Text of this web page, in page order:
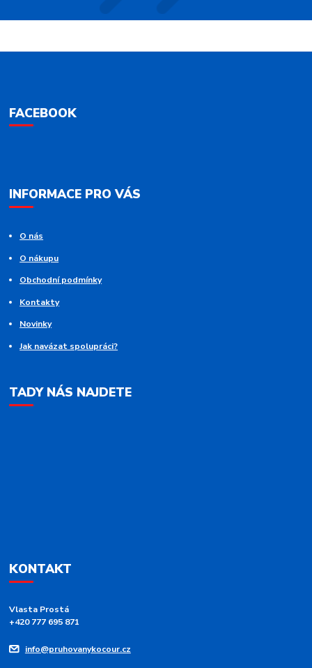
FACEBOOK
INFORMACE PRO VÁS
O nás
O nákupu
Obchodní podmínky
Kontakty
Novinky
Jak navázat spolupráci?
TADY NÁS NAJDETE
KONTAKT
Vlasta Prostá
+420 777 695 871
info@pruhovanykocour.cz